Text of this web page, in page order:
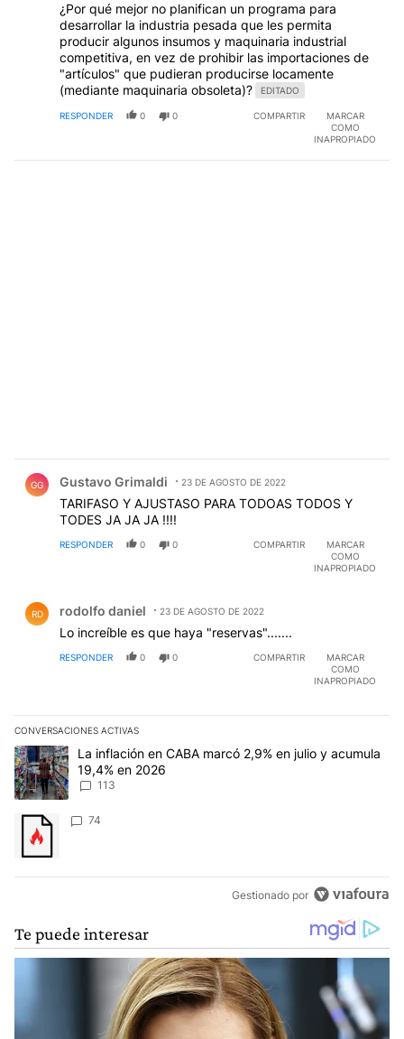
¿Por qué mejor no planifican un programa para
desarrollar la industria pesada que les permita
producir algunos insumos y maquinaria industrial
competitiva, en vez de prohibir las importaciones de
"artículos" que pudieran producirse locamente
(mediante maquinaria obsoleta)?
EDITADO
RESPONDER 0 0 COMPARTIR
MARCAR
COMO
INAPROPIADO
GG Gustavo Grimaldi 23 DE AGOSTO DE 2022
TARIFASO Y AJUSTASO PARA TODOAS TODOS Y
TODES JA JA JA !!!!
RESPONDER 0 0 COMPARTIR
MARCAR
COMO
INAPROPIADO
RD rodolfo daniel 23 DE AGOSTO DE 2022
Lo increíble es que haya "reservas".......
RESPONDER 0 0 COMPARTIR
MARCAR
COMO
INAPROPIADO
CONVERSACIONES ACTIVAS
Este listado muestra los artículos con más comentarios en los
Un artículo de tendencia con el título "La inflación en CABA
La inflación en CABA marcó 2,9% en julio y acumula
19,4% en 2026
113
Un artículo de tendencia con el título "" con 74 comentarios.
74
Gestionado por